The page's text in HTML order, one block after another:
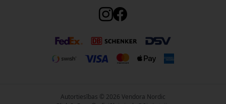
www.plaud.se
Autortiesības © 2026 Vendora Nordic